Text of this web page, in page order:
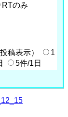
RTのみ
稿表示）
1
5件/1日